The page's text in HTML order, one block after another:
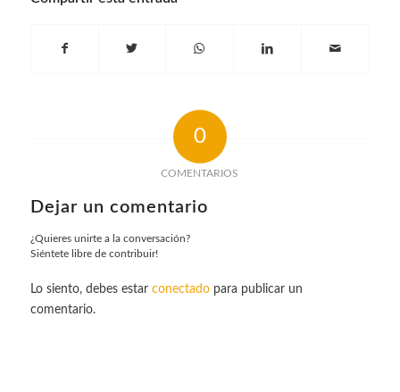
0
COMENTARIOS
Dejar un comentario
¿Quieres unirte a la conversación?
Siéntete libre de contribuir!
Lo siento, debes estar conectadopara publicar un
comentario.